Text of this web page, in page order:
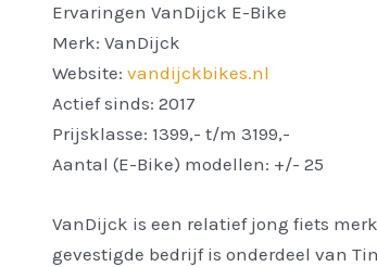
Ervaringen VanDijck E-Bike
Merk: VanDijck
Website: vandijckbikes.nl
Actief sinds: 2017
Prijsklasse: 1399,- t/m 3199,-
Aantal (E-Bike) modellen: +/- 25
VanDijck is een relatief jong fiets
gevestigde bedrijf is onderdeel van